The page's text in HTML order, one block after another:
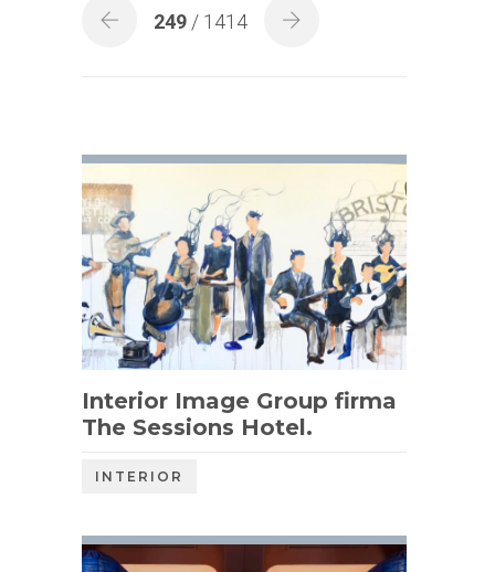
249 / 1414
Interior Image Group firma
The Sessions Hotel.
INTERIOR